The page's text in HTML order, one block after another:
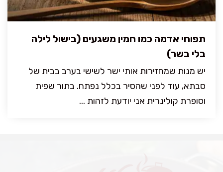
תפוחי אדמה כמו חמין משגעים (בישול לילה
בלי בשר)
יש מנות שמחזירות אותי ישר לשישי בערב בבית של
סבתא, עוד לפני שהסיר בכלל נפתח. בתור שפית
וסופרת קולינרית אני יודעת לזהות ...